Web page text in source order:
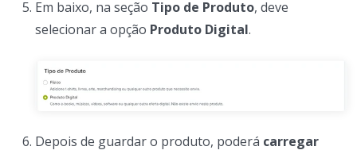
Em baixo, na seção Tipo de Produto, deve
selecionar a opção Produto Digital.
Depois de guardar o produto, poderá carregar